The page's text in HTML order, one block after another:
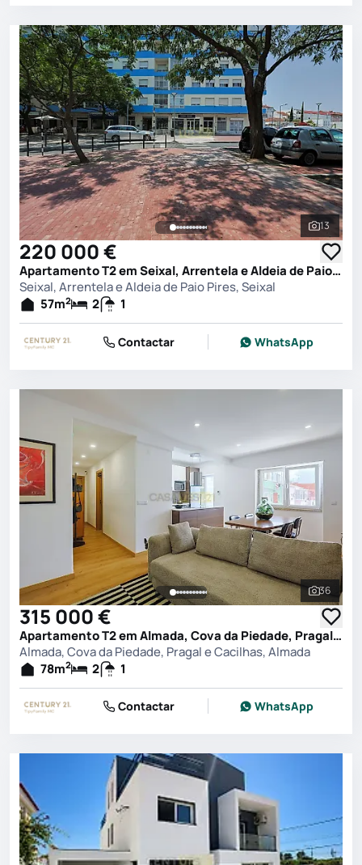
Ver
13
220 000 €
Apartamento T2 em Seixal, Arrentela e Aldeia de Paio Pires, Seixal
Seixal, Arrentela e Aldeia de Paio Pires, Seixal
57m2 2 1
Contactar WhatsApp
Ver
36
315 000 €
Apartamento T2 em Almada, Cova da Piedade, Pragal e Cacilhas, Almada
Almada, Cova da Piedade, Pragal e Cacilhas, Almada
78m2 2 1
Contactar WhatsApp